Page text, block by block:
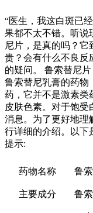
“医生，我这白斑已
果都不太不错。听说
尼片，是真的吗？它
贵？会有什么不良反
的疑问。 鲁索替尼
鲁索替尼乳膏的药物
药，它并不是激素类
皮肤色素。对于饱受
消息。为了更好地理
行详细的介绍。以下
提示:
药物名称 鲁
主要成分 鲁